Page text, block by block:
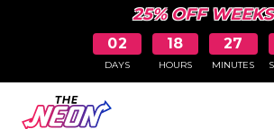
25% OFF WEEKS
02
DAYS
18
HOURS
27
MINUTES